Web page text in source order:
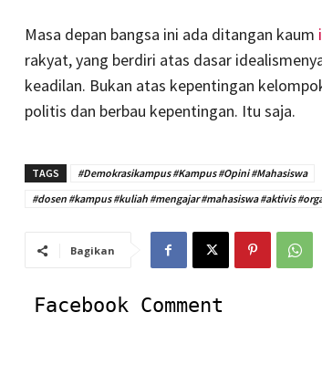
Masa depan bangsa ini ada ditangan kaum
rakyat, yang berdiri atas dasar
keadilan. Bukan atas kepentingan
politis dan berbau kepentingan. Itu saja.
TAGS
#Demokrasikampus #Kampus #Opini #Mahasiswa
#dosen #kampus #kuliah #mengajar #mahasiswa #aktivis
Bagikan
Facebook Comment